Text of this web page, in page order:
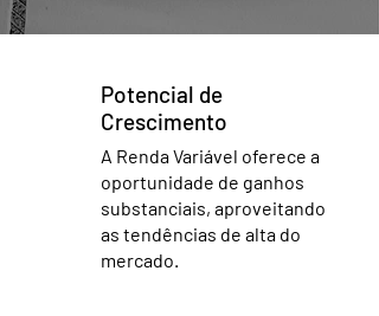
Potencial de
Crescimento
A Renda Variável oferece a
oportunidade de ganhos
substanciais, aproveitando
as tendências de alta do
mercado.